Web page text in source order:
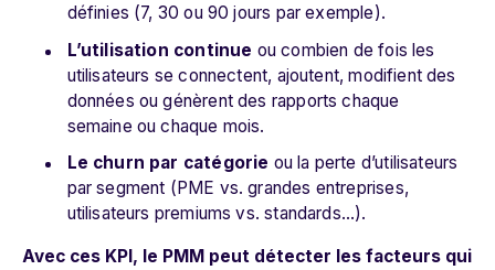
définies (7, 30 ou 90 jours par exemple).
L’utilisation continue ou combien de fois les
utilisateurs se connectent, ajoutent, modifient des
données ou génèrent des rapports chaque
semaine ou chaque mois.
Le churn par catégorie ou la perte d’utilisateurs
par segment (PME vs. grandes entreprises,
utilisateurs premiums vs. standards…).
Avec ces KPI, le PMM peut détecter les facteurs qui